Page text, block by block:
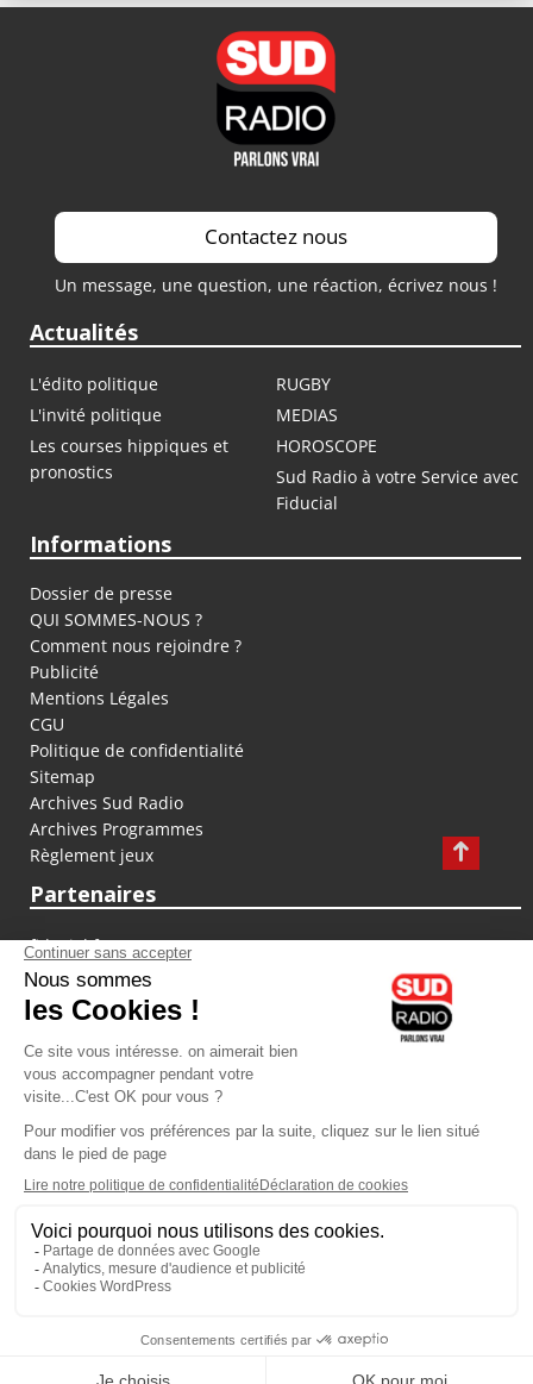
Contactez nous
Un message, une question, une réaction, écrivez nous !
Actualités
L'édito politique
RUGBY
L'invité politique
MEDIAS
Les courses hippiques et
pronostics
HOROSCOPE
Sud Radio à votre Service avec
Fiducial
Informations
Dossier de presse
QUI SOMMES-NOUS ?
Comment nous rejoindre ?
Publicité
Mentions Légales
CGU
Politique de confidentialité
Sitemap
Archives Sud Radio
Archives Programmes
Règlement jeux
Partenaires
fiducial.fr
lyoncapitale.fr
olympique-et-lyonnais.com
L'application Iphone / Android
Téléchargez l'application
Les cookies
Gestion des cookies
Crédit photos : ©Sud Radio / Pierre Olivier
Alexandre Delovane
Brigitte Lahaie